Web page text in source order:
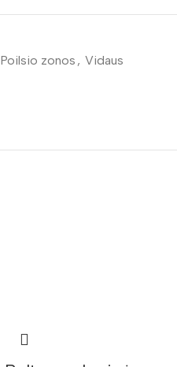
Poilsio zonos , Vidaus